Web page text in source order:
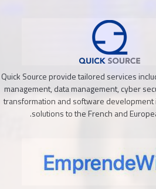
Quick Source provide tailored services
management, data management, cyber
transformation and software development
solutions to the French and